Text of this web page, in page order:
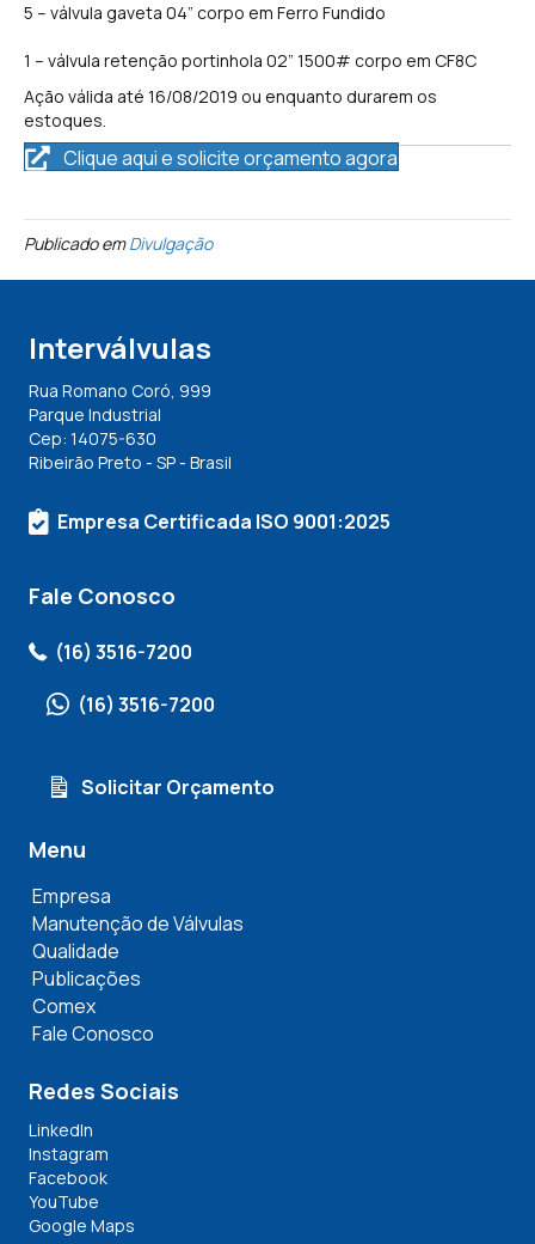
5 – válvula gaveta 04” corpo em Ferro Fundido
1 – válvula retenção portinhola 02” 1500# corpo em CF8C
Ação válida até 16/08/2019 ou enquanto durarem os
estoques.
Clique aqui e solicite orçamento agora
Publicado emDivulgação
Interválvulas
Rua Romano Coró, 999
Parque Industrial
Cep: 14075-630
Ribeirão Preto - SP - Brasil
Empresa Certificada ISO 9001:2025
Fale Conosco
(16) 3516-7200
(16) 3516-7200
Solicitar Orçamento
Menu
Empresa
Manutenção de Válvulas
Qualidade
Publicações
Comex
Fale Conosco
Redes Sociais
LinkedIn
Instagram
Facebook
YouTube
Google Maps